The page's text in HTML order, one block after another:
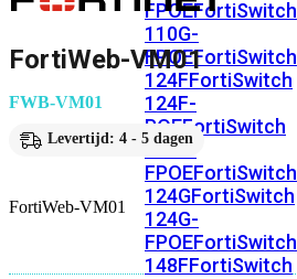
FPOEFortiSwitch
110G-
FPOEFortiSwitch
124FFortiSwitch
124F-
POEFortiSwitch
124F-
FPOEFortiSwitch
124GFortiSwitch
124G-
FPOEFortiSwitch
148FFortiSwitch
FortiWeb-VM01
FWB-VM01
Levertijd: 4 - 5 dagen
FortiWeb-VM01